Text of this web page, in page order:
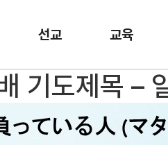
선교 교육
기도제목 –